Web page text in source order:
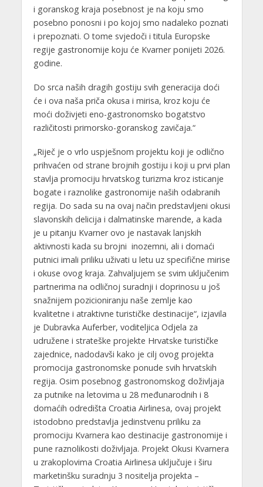
i goranskog kraja posebnost je na koju smo
posebno ponosni i po kojoj smo nadaleko poznati
i prepoznati. O tome svjedoči i titula Europske
regije gastronomije koju će Kvarner ponijeti 2026.
godine.
Do srca naših dragih gostiju svih generacija doći
će i ova naša priča okusa i mirisa, kroz koju će
moći doživjeti eno-gastronomsko bogatstvo
različitosti primorsko-goranskog zavičaja.“
„Riječ je o vrlo uspješnom projektu koji je odlično
prihvaćen od strane brojnih gostiju i koji u prvi plan
stavlja promociju hrvatskog turizma kroz isticanje
bogate i raznolike gastronomije naših odabranih
regija. Do sada su na ovaj način predstavljeni okusi
slavonskih delicija i dalmatinske marende, a kada
je u pitanju Kvarner ovo je nastavak lanjskih
aktivnosti kada su brojni inozemni, ali i domaći
putnici imali priliku uživati u letu uz specifične mirise
i okuse ovog kraja. Zahvaljujem se svim uključenim
partnerima na odličnoj suradnji i doprinosu u još
snažnijem pozicioniranju naše zemlje kao
kvalitetne i atraktivne turističke destinacije“, izjavila
je Dubravka Auferber, voditeljica Odjela za
udružene i strateške projekte Hrvatske turističke
zajednice, nadodavši kako je cilj ovog projekta
promocija gastronomske ponude svih hrvatskih
regija. Osim posebnog gastronomskog doživljaja
za putnike na letovima u 28 međunarodnih i 8
domaćih odredišta Croatia Airlinesa, ovaj projekt
istodobno predstavlja jedinstvenu priliku za
promociju Kvarnera kao destinacije gastronomije i
pune raznolikosti doživljaja. Projekt Okusi Kvarnera
u zrakoplovima Croatia Airlinesa uključuje i širu
marketinšku suradnju 3 nositelja projekta –